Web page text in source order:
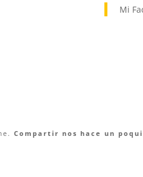
Mi
Compartir nos hace un